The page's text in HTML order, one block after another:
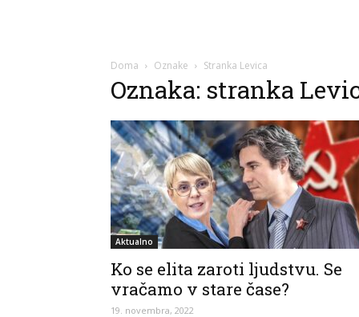
Doma Oznake Stranka Levica
Oznaka: stranka
Aktualno
Ko se elita zaroti ljudstvu. Se
vračamo v stare čase?
19. novembra, 2022